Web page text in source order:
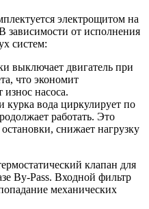
электрощитом на
зависимости от исполнения
систем:
выключает двигатель при
что экономит
насоса.
вода циркулирует по
работать. Это
снижает нагрузку
клапан для
By-Pass. Входной фильтр
механических